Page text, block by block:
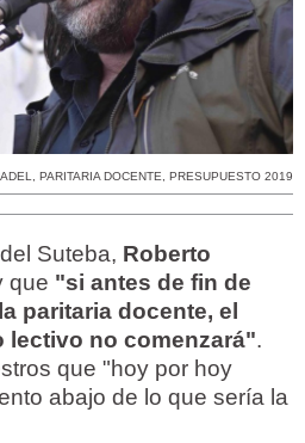
, PARITARIA DOCENTE, PRESUPUESTO 2019
Suteba, Roberto
que "si antes de fin de
paritaria docente, el
lectivo no comenzará".
que "hoy por hoy
abajo de lo que sería la